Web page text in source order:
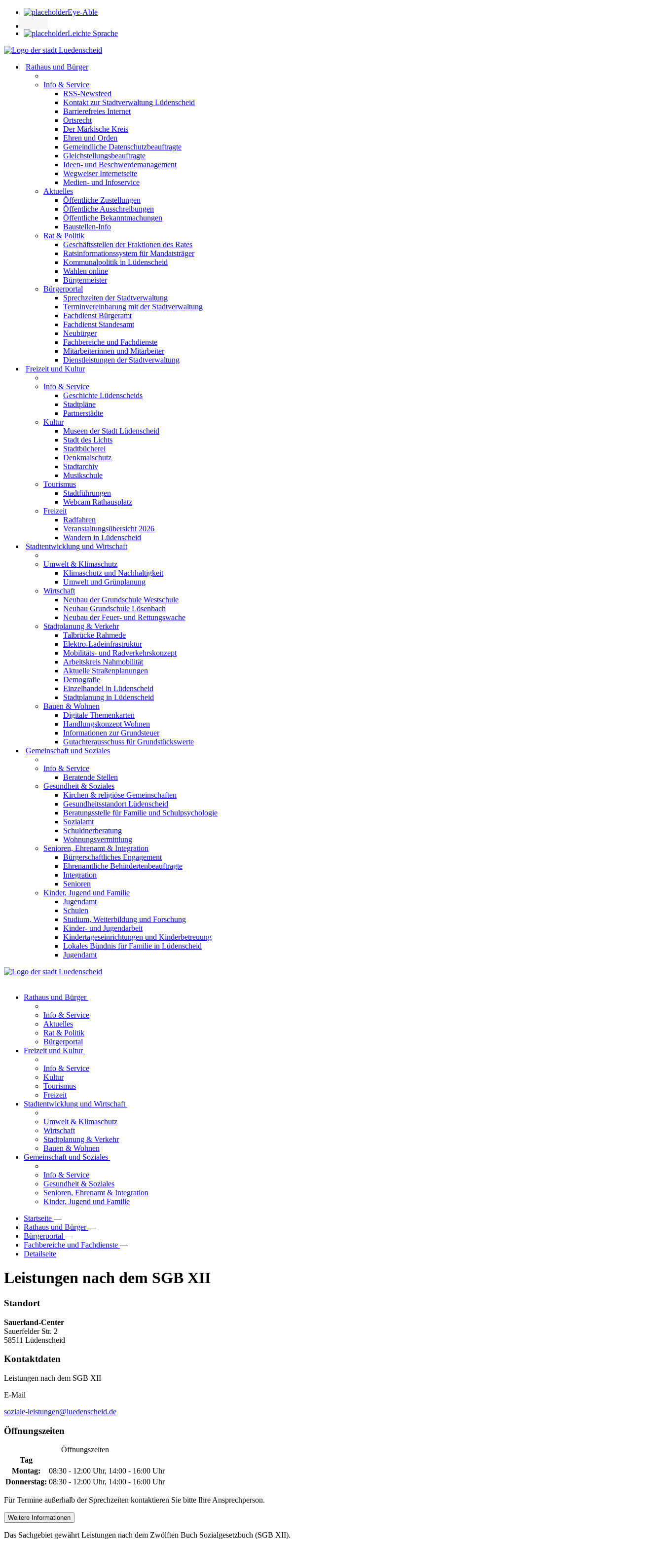
Eye-Able
Leichte Sprache
Rathaus und Bürger
Info & Service
RSS-Newsfeed
Kontakt zur Stadtverwaltung Lüdenscheid
Barrierefreies Internet
Ortsrecht
Der Märkische Kreis
Ehren und Orden
Gemeindliche Datenschutzbeauftragte
Gleichstellungsbeauftragte
Ideen- und Beschwerdemanagement
Wegweiser Internetseite
Medien- und Infoservice
Aktuelles
Öffentliche Zustellungen
Öffentliche Ausschreibungen
Öffentliche Bekanntmachungen
Baustellen-Info
Rat & Politik
Geschäftsstellen der Fraktionen des Rates
Ratsinformationssystem für Mandatsträger
Kommunalpolitik in Lüdenscheid
Wahlen online
Bürgermeister
Bürgerportal
Sprechzeiten der Stadtverwaltung
Terminvereinbarung mit der Stadtverwaltung
Fachdienst Bürgeramt
Fachdienst Standesamt
Neubürger
Fachbereiche und Fachdienste
Mitarbeiterinnen und Mitarbeiter
Dienstleistungen der Stadtverwaltung
Freizeit und Kultur
Info & Service
Geschichte Lüdenscheids
Stadtpläne
Partnerstädte
Kultur
Museen der Stadt Lüdenscheid
Stadt des Lichts
Stadtbücherei
Denkmalschutz
Stadtarchiv
Musikschule
Tourismus
Stadtführungen
Webcam Rathausplatz
Freizeit
Radfahren
Veranstaltungsübersicht 2026
Wandern in Lüdenscheid
Stadtentwicklung und Wirtschaft
Umwelt & Klimaschutz
Klimaschutz und Nachhaltigkeit
Umwelt und Grünplanung
Wirtschaft
Neubau der Grundschule Westschule
Neubau Grundschule Lösenbach
Neubau der Feuer- und Rettungswache
Stadtplanung & Verkehr
Talbrücke Rahmede
Elektro-Ladeinfrastruktur
Mobilitäts- und Radverkehrskonzept
Arbeitskreis Nahmobilität
Aktuelle Straßenplanungen
Demografie
Einzelhandel in Lüdenscheid
Stadtplanung in Lüdenscheid
Bauen & Wohnen
Digitale Themenkarten
Handlungskonzept Wohnen
Informationen zur Grundsteuer
Gutachterausschuss für Grundstückswerte
Gemeinschaft und Soziales
Info & Service
Beratende Stellen
Gesundheit & Soziales
Kirchen & religiöse Gemeinschaften
Gesundheitsstandort Lüdenscheid
Beratungsstelle für Familie und Schulpsychologie
Sozialamt
Schuldnerberatung
Wohnungsvermittlung
Senioren, Ehrenamt & Integration
Bürgerschaftliches Engagement
Ehrenamtliche Behindertenbeauftragte
Integration
Senioren
Kinder, Jugend und Familie
Jugendamt
Schulen
Studium, Weiterbildung und Forschung
Kinder- und Jugendarbeit
Kindertageseinrichtungen und Kinderbetreuung
Lokales Bündnis für Familie in Lüdenscheid
Jugendamt
Rathaus und Bürger
Info & Service
Aktuelles
Rat & Politik
Bürgerportal
Freizeit und Kultur
Info & Service
Kultur
Tourismus
Freizeit
Stadtentwicklung und Wirtschaft
Umwelt & Klimaschutz
Wirtschaft
Stadtplanung & Verkehr
Bauen & Wohnen
Gemeinschaft und Soziales
Info & Service
Gesundheit & Soziales
Senioren, Ehrenamt & Integration
Kinder, Jugend und Familie
Startseite —
Rathaus und Bürger—
Bürgerportal —
Fachbereiche und Fachdienste —
Detailseite
Leistungen nach dem SGB XII
Standort
Sauerland-Center
Sauerfelder Str. 2
58511 Lüdenscheid
Kontaktdaten
Leistungen nach dem SGB XII
E-Mail
soziale-leistungen@luedenscheid.de
Öffnungszeiten
Öffnungszeiten
Tag
Montag:
08:30 - 12:00 Uhr, 14:00 - 16:00 Uhr
Donnerstag: 08:30 - 12:00 Uhr, 14:00 - 16:00 Uhr
Für Termine außerhalb der Sprechzeiten kontaktieren Sie bitte Ihre Ansprechperson.
Weitere Informationen
Das Sachgebiet gewährt Leistungen nach dem Zwölften Buch Sozialgesetzbuch (SGB XII).